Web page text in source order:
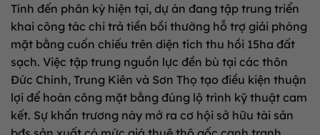
Tính đến phân kỳ hiện tại, dự án đang tập trung triển
khai công tác chi trả tiền bồi thường hỗ trợ giải phóng
mặt bằng cuốn chiếu trên diện tích thu hồi 15ha đất
sạch. Việc tập trung nguồn lực đền bù tại các thôn
Đức Chính, Trung Kiên và Sơn Thọ tạo điều kiện thuận
lợi để hoàn công mặt bằng đúng lộ trình kỹ thuật cam
kết. Sự khẩn trương này mở ra cơ hội sở hữu tài sản